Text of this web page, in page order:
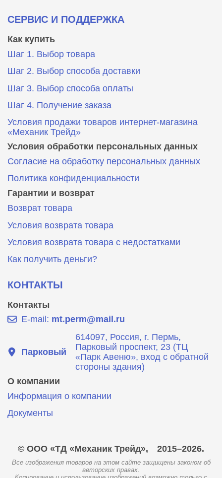
СЕРВИС И ПОДДЕРЖКА
Как купить
Шаг 1. Выбор товара
Шаг 2. Выбор способа доставки
Шаг 3. Выбор способа оплаты
Шаг 4. Получение заказа
Условия продажи товаров интернет-магазина
«Механик Трейд»
Условия обработки персональных данных
Согласие на обработку персональных данных
Политика конфиденциальности
Гарантии и возврат
Возврат товара
Условия возврата товара
Условия возврата товара с недостатками
Как получить деньги?
КОНТАКТЫ
Контакты
E-mail: mt.perm@mail.ru
Парковый
614097, Россия, г. Пермь,
Парковый проспект, 23 (ТЦ
«Парк Авеню», вход с обратной
стороны здания)
О компании
Информация о компании
Документы
© ООО «ТД «Механик Трейд», 2015–2026.
Все изображения товаров на этом сайте защищены законом об
авторских правах.